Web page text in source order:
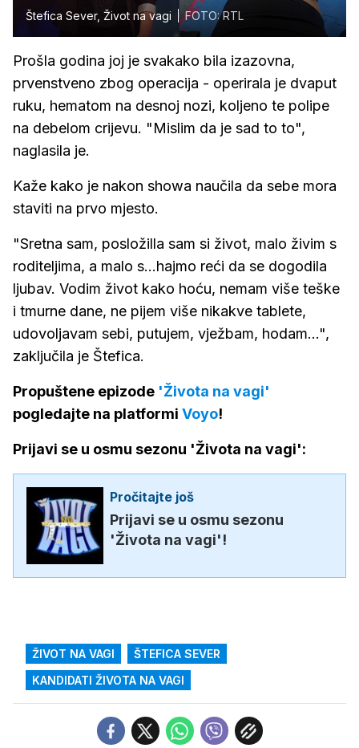
Štefica Sever, Život na vagi FOTO: RTL
Prošla godina joj je svakako bila izazovna,
prvenstveno zbog operacija - operirala je dvaput
ruku, hematom na desnoj nozi, koljeno te polipe
na debelom crijevu. "Mislim da je sad to to",
naglasila je.
Kaže kako je nakon showa naučila da sebe mora
staviti na prvo mjesto.
"Sretna sam, posložilla sam si život, malo živim s
roditeljima, a malo s...hajmo reći da se dogodila
ljubav. Vodim život kako hoću, nemam više teške
i tmurne dane, ne pijem više nikakve tablete,
udovoljavam sebi, putujem, vježbam, hodam...",
zaključila je Štefica.
Propuštene epizode 'Života na vagi'
pogledajte na platformi Voyo!
Prijavi se u osmu sezonu 'Života na vagi':
Pročitajte još
Prijavi se u osmu sezonu
'Života na vagi'!
ŽIVOT NA VAGI
ŠTEFICA SEVER
KANDIDATI ŽIVOTA NA VAGI